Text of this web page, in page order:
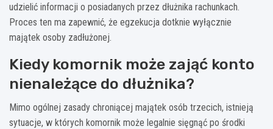
udzielić informacji o posiadanych przez dłużnika rachunkach.
Proces ten ma zapewnić, że egzekucja dotknie wyłącznie
majątek osoby zadłużonej.
Kiedy komornik może zająć konto
nienależące do dłużnika?
Mimo ogólnej zasady chroniącej majątek osób trzecich, istnieją
sytuacje, w których komornik może legalnie sięgnąć po środki